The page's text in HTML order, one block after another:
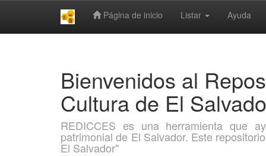
Página de inicio Listar Ayuda
Bienvenidos al
Cultura de El
REDICCES es una herramienta que
patrimonial de El Salvador. Este
El Salvador"